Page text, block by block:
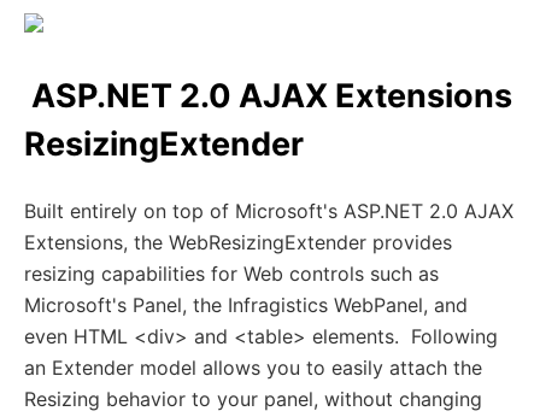
ASP.NET 2.0 AJAX Extensions
ResizingExtender
Built entirely on top of Microsoft's ASP.NET 2.0 AJAX
Extensions, the WebResizingExtender provides
resizing capabilities for Web controls such as
Microsoft's Panel, the Infragistics WebPanel, and
even HTML <div> and <table> elements. Following
an Extender model allows you to easily attach the
Resizing behavior to your panel, without changing